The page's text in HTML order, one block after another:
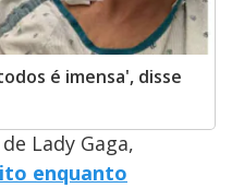
é imensa', disse
Lady Gaga,
enquanto